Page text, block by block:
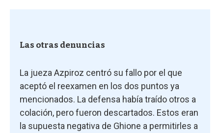
Las otras denuncias
La jueza Azpiroz centró su fallo por el que
aceptó el reexamen en los dos puntos ya
mencionados. La defensa había traído otros a
colación, pero fueron descartados. Estos eran
la supuesta negativa de Ghione a permitirles a